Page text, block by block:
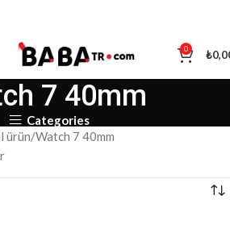
0 ₺
7 40mm
Categories
ürün Watch 7 40mm